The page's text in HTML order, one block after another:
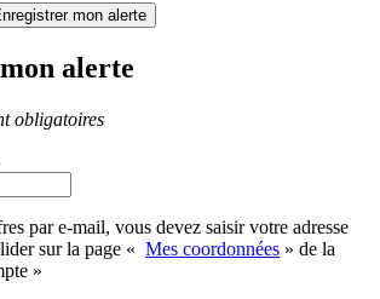
mon alerte
alerte
obligatoires
par e-mail, vous devez saisir votre adresse
sur la page « Mes coordonnées » de la
»